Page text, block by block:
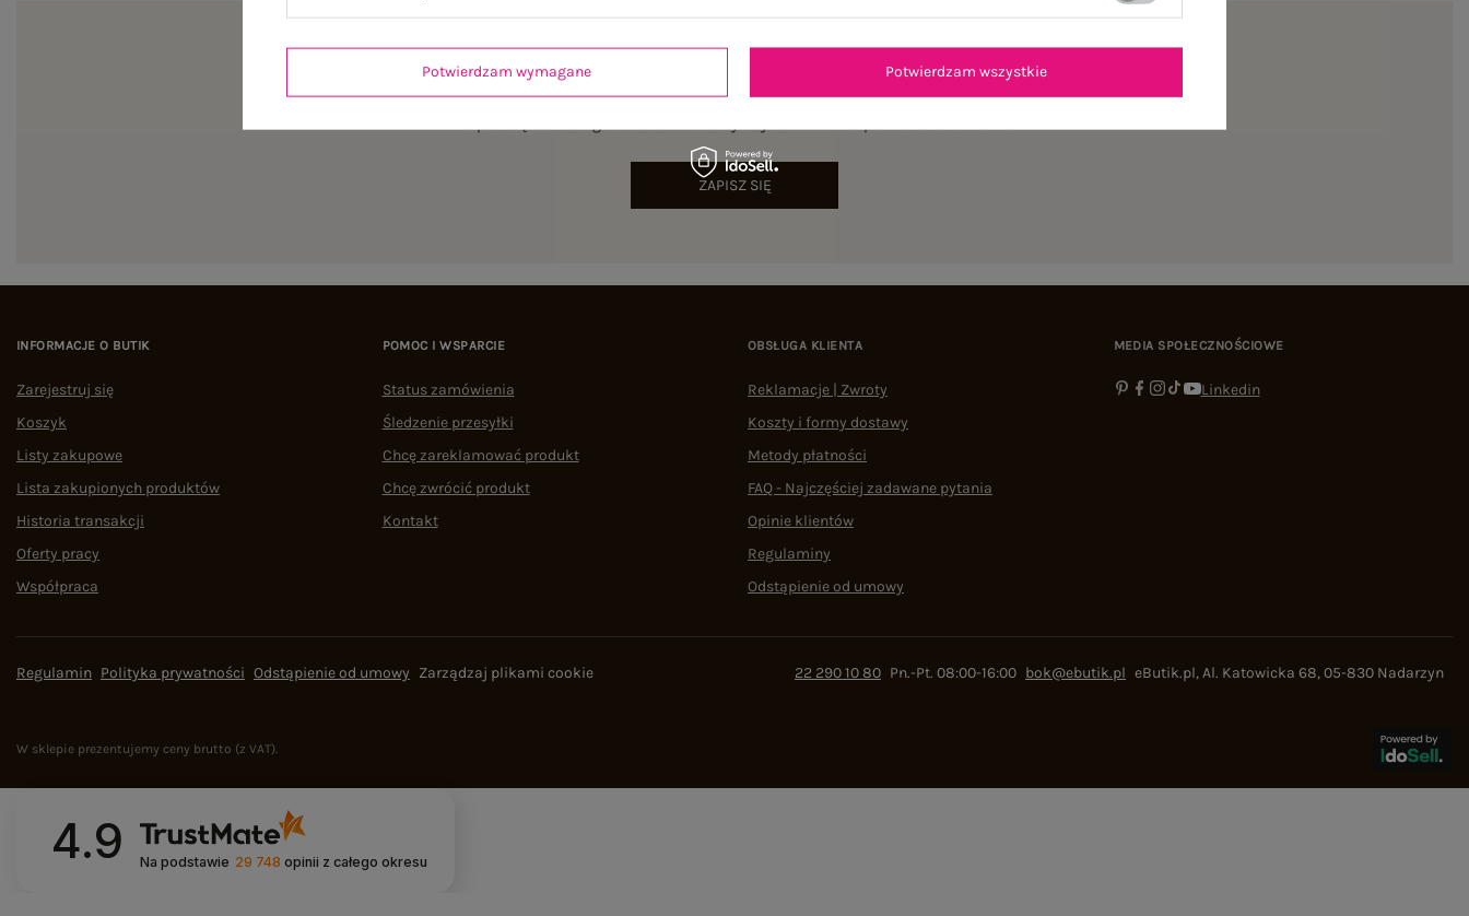
ZAPISZ SIĘ
INFORMACJE O BUTIK
Zarejestruj się
Koszyk
Listy zakupowe
Lista zakupionych produktów
Historia transakcji
Oferty pracy
Współpraca
POMOC I WSPARCIE
Status zamówienia
Śledzenie przesyłki
Chcę zareklamować produkt
Chcę zwrócić produkt
Kontakt
OBSŁUGA KLIENTA
Reklamacje | Zwroty
Koszty i formy dostawy
Metody płatności
FAQ - Najczęściej zadawane pytania
Opinie klientów
Regulaminy
Odstąpienie od umowy
MEDIA SPOŁECZNOŚCIOWE
Linkedin
Regulamin Polityka prywatności Odstąpienie od umowy Zarządzaj plikami cookie 22 290 10 80 Pn.-Pt. 08:00-16:00 bok@ebutik.pl eButik.pl,Al. Katowicka 68,05-830 Nadarzyn
W sklepie prezentujemy ceny brutto (z VAT).
4.9 Na podstawie 29 748 opinii z całego okresu
Potwierdzam wymagane Potwierdzam wszystkie